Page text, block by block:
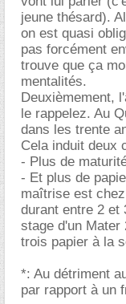
jeune thésard).
on est quasi
pas forcément
trouve que ça
mentalités.
Deuxièmement,
le rappelez. Au
dans les trente
Cela induit deux
- Plus de
- Et plus de
maîtrise est
durant entre 2 et
stage d'un
trois papier à la
*: Au détriment
par rapport à un